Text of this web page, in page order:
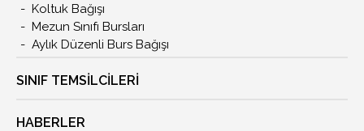
Koltuk Bağışı
Mezun Sınıfı Bursları
Aylık Düzenli Burs Bağışı
SINIF TEMSİLCİLERİ
HABERLER